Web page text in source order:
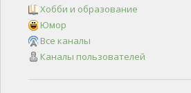
Хобби и образование
Юмор
Все каналы
Каналы пользователей